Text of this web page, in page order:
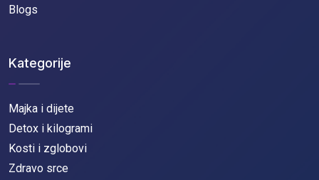
Blogs
Kategorije
Majka i dijete
Detox i kilogrami
Kosti i zglobovi
Zdravo srce